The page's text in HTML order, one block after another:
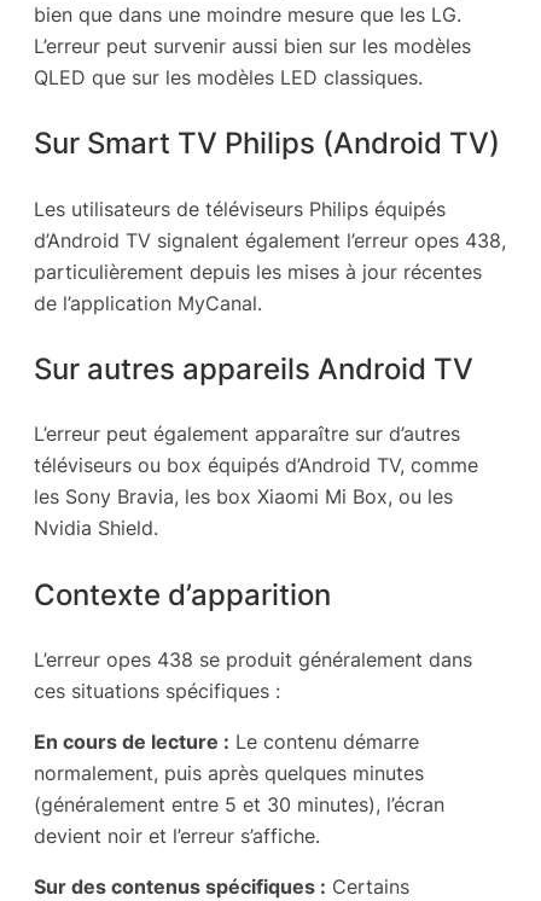
bien que dans une moindre mesure que les LG.
L’erreur peut survenir aussi bien sur les modèles
QLED que sur les modèles LED classiques.
Sur Smart TV Philips (Android TV)
Les utilisateurs de téléviseurs Philips équipés
d’Android TV signalent également l’erreur opes 438,
particulièrement depuis les mises à jour récentes
de l’application MyCanal.
Sur autres appareils Android TV
L’erreur peut également apparaître sur d’autres
téléviseurs ou box équipés d’Android TV, comme
les Sony Bravia, les box Xiaomi Mi Box, ou les
Nvidia Shield.
Contexte d’apparition
L’erreur opes 438 se produit généralement dans
ces situations spécifiques :
En cours de lecture : Le contenu démarre
normalement, puis après quelques minutes
(généralement entre 5 et 30 minutes), l’écran
devient noir et l’erreur s’affiche.
Sur des contenus spécifiques : Certains